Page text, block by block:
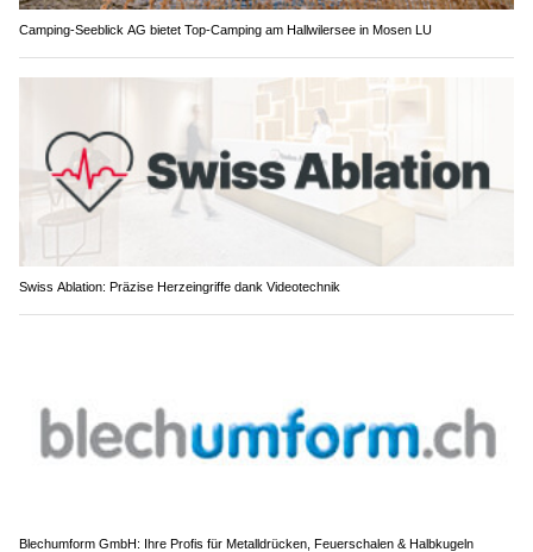
Camping-Seeblick AG bietet Top-Camping am Hallwilersee in Mosen LU
Swiss Ablation: Präzise Herzeingriffe dank Videotechnik
Blechumform GmbH: Ihre Profis für Metalldrücken, Feuerschalen & Halbkugeln